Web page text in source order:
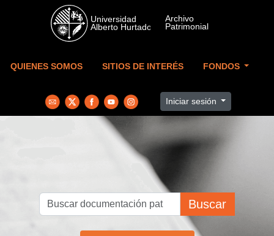
Skip to main content
QUIENES SOMOS SITIOS DE INTERÉS FONDOS
Iniciar sesión
Buscar